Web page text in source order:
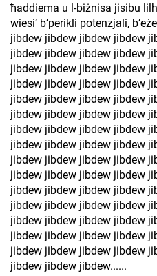
ħaddiema u l-biżnisa jisibu
wiesi’ b’perikli potenzjali,
jibdew jibdew jibdew jibdew
jibdew jibdew jibdew jibdew
jibdew jibdew jibdew jibdew
jibdew jibdew jibdew jibdew
jibdew jibdew jibdew jibdew
jibdew jibdew jibdew jibdew
jibdew jibdew jibdew jibdew
jibdew jibdew jibdew jibdew
jibdew jibdew jibdew jibdew
jibdew jibdew jibdew jibdew
jibdew jibdew jibdew jibdew
jibdew jibdew jibdew jibdew
jibdew jibdew jibdew jibdew
jibdew jibdew jibdew jibdew
jibdew jibdew jibdew jibdew
jibdew jibdew jibdew......